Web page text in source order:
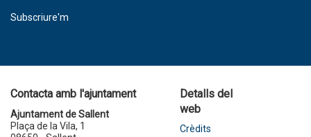
Subscriure'm
Contacta amb l'ajuntament
Ajuntament de Sallent
Plaça de la Vila, 1
Detalls del
web
Crèdits